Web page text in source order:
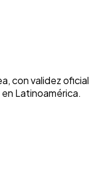
con validez oficial
Latinoamérica.